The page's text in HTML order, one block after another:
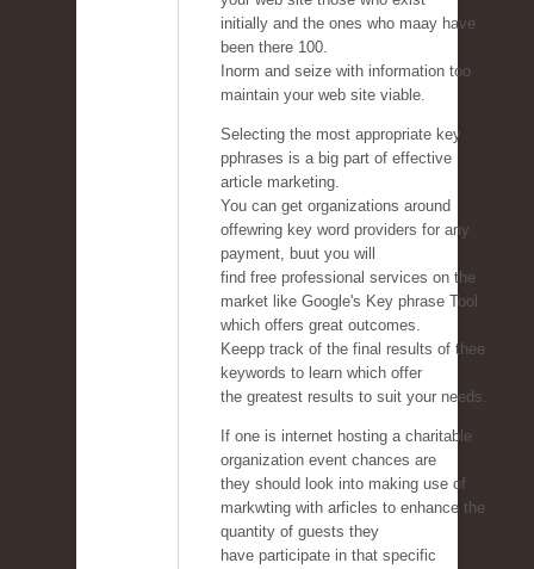
initially and the ones who maay have
been there 100.
Inorm and seize with information too
maintain your web site viable.
Selecting the most appropriate key
pphrases is a big part of effective
article marketing.
You can get organizations around
offewring key word providers for any
payment, buut you will
find free professional services on the
market like Google's Key phrase Tool
which offers great outcomes.
Keepp track of the final results of thee
keywords to learn which offer
the greatest results to suit your needs.
If one is internet hosting a charitable
organization event chances are
they should look into making use of
markwting with arficles to enhance the
quantity of guests they
have participate in that specific